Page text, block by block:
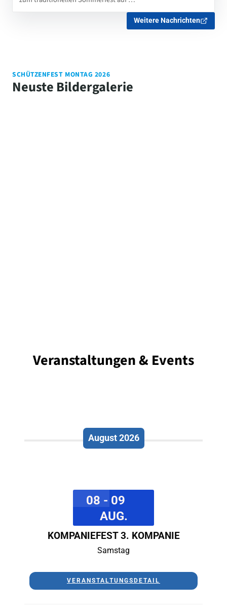
Weitere Nachrichten
SCHÜTZENFEST MONTAG 2026
Neuste Bildergalerie
Veranstaltungen & Events
August 2026
08 - 09
AUG.
KOMPANIEFEST 3. KOMPANIE
Samstag
VERANSTALTUNGSDETAIL